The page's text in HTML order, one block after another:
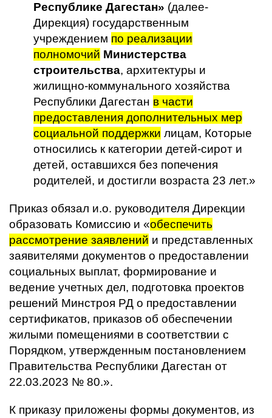
Республике Дагестан» (далее-
Дирекция) государственным
учреждением по реализации
полномочий Министерства
строительства, архитектуры и
жилищно-коммунального хозяйства
Республики Дагестан в части
предоставления дополнительных мер
социальной поддержки лицам, Которые
относились к категории детей-сирот и
детей, оставшихся без попечения
родителей, и достигли возраста 23 лет.»
Приказ обязал и.о. руководителя Дирекции
образовать Комиссию и «обеспечить
рассмотрение заявлений и представленных
заявителями документов о предоставлении
социальных выплат, формирование и
ведение учетных дел, подготовка проектов
решений Минстроя РД о предоставлении
сертификатов, приказов об обеспечении
жилыми помещениями в соответствии с
Порядком, утвержденным постановлением
Правительства Республики Дагестан от
22.03.2023 № 80.».
К приказу приложены формы документов, из